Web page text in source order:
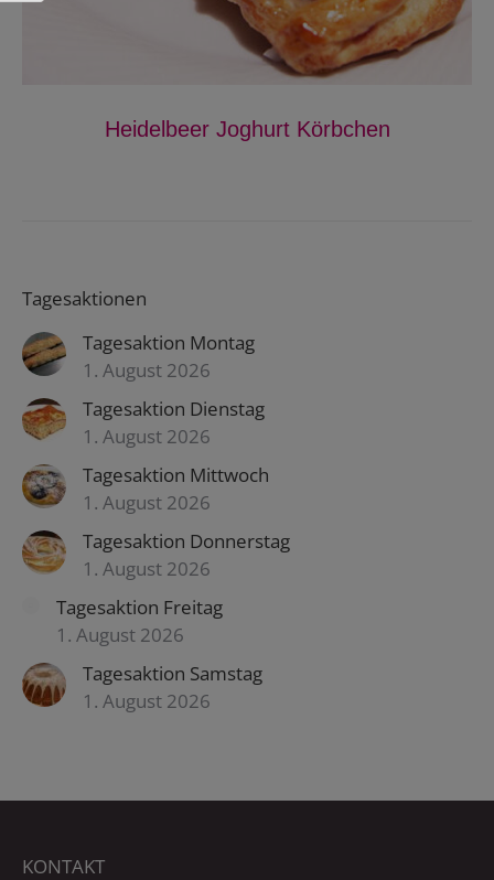
Heidelbeer Joghurt Körbchen
Tagesaktionen
Tagesaktion Montag
1. August 2026
Tagesaktion Dienstag
1. August 2026
Tagesaktion Mittwoch
1. August 2026
Tagesaktion Donnerstag
1. August 2026
Tagesaktion Freitag
1. August 2026
Tagesaktion Samstag
1. August 2026
KONTAKT